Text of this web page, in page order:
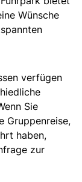
Wünsche
verfügen
Sie
Gruppenreise,
haben,
zur